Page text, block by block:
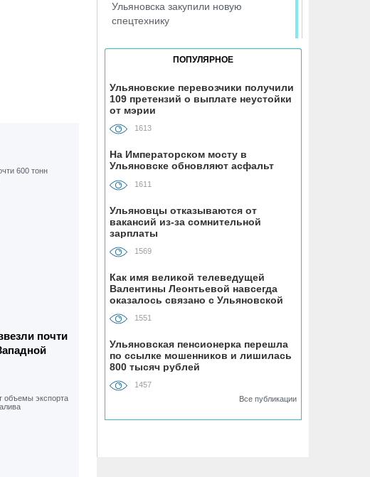
почти
Ульяновска закупили новую
спецтехнику
смена категорий кешбэка создает
волны спроса
06.08, 17:00
В ульяновской школе №7
устанавливают «умные» тренажёры с
QR-кодами
06.08, 16:22
В Ульяновске на месяц перекрыли
участок улицы Ефремова
06.08, 15:59
На здании травмпункта в Ульяновске
появилась мемориальная доска в
честь Рылеева
06.08, 15:29
Прокурор Теребунов нашёл
нарушения в ульяновской колонии
ПОПУЛЯРНОЕ
Ульяновские перевозчики получили
109 претензий о выплате неустойки
от мэрии
1613
На Императорском мосту в
Ульяновске обновляют асфальт
1611
Ульяновцы отказываются от
вакансий из-за сомнительной
зарплаты
1569
Как имя великой телеведущей
Валентины Леонтьевой навсегда
оказалось связано с Ульяновской
областью
1551
Ульяновская пенсионерка перешла
по ссылке мошенников и лишилась
800 тысяч рублей
1457
Все публикации